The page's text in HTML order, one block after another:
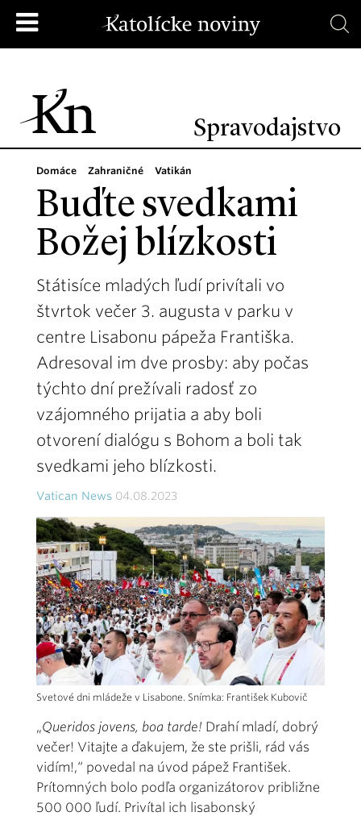
Spravodajstvo
Domáce Zahraničné Vatikán
Buďte svedkami
Božej blízkosti
Státisíce mladých ľudí privítali vo
štvrtok večer 3. augusta v parku v
centre Lisabonu pápeža Františka.
Adresoval im dve prosby: aby počas
týchto dní prežívali radosť zo
vzájomného prijatia a aby boli
otvorení dialógu s Bohom a boli tak
svedkami jeho blízkosti.
Vatican News 04.08.2023
Svetové dni mládeže v Lisabone. Snímka: František Kubovič
„Queridos jovens, boa tarde! Drahí mladí, dobrý
večer! Vitajte a ďakujem, že ste prišli, rád vás
vidím!,“ povedal na úvod pápež František.
Prítomných bolo podľa organizátorov približne
500 000 ľudí. Privítal ich lisabonský